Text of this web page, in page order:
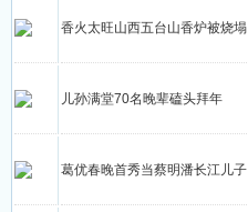
香火太旺山西五台山香炉被烧塌
儿孙满堂70名晚辈磕头拜年
葛优春晚首秀当蔡明潘长江儿子